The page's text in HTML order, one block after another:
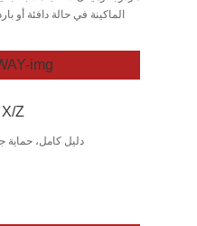
حماية آمنة لمحور X/Z
دليل كامل، حماية